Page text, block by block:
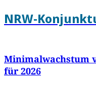
NRW-
Minimalwachstum
für 2026